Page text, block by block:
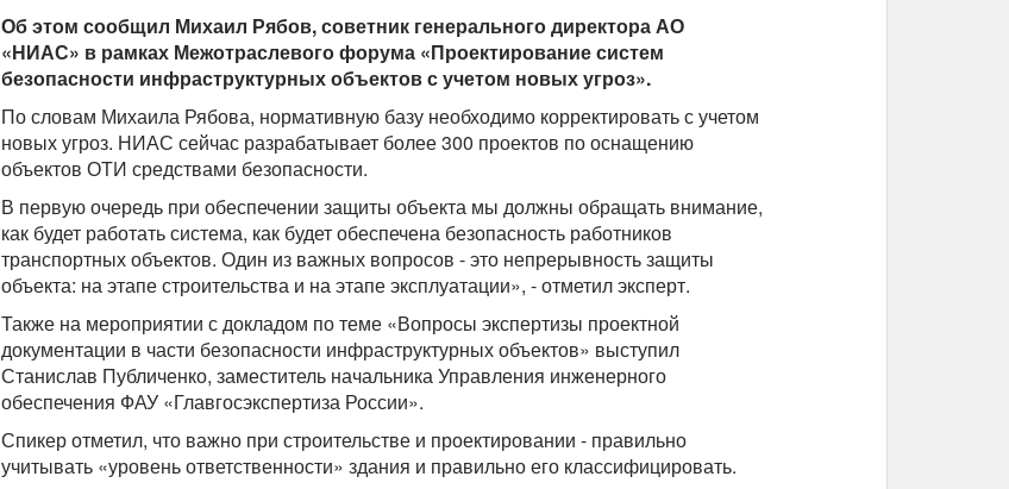
Об этом сообщил Михаил Рябов, советник генерального директора АО
«НИАС» в рамках Межотраслевого форума «Проектирование систем
безопасности инфраструктурных объектов с учетом новых угроз».
По словам Михаила Рябова, нормативную базу необходимо корректировать с учетом
новых угроз. НИАС сейчас разрабатывает более 300 проектов по оснащению
объектов ОТИ средствами безопасности.
В первую очередь при обеспечении защиты объекта мы должны обращать внимание,
как будет работать система, как будет обеспечена безопасность работников
транспортных объектов. Один из важных вопросов - это непрерывность защиты
объекта: на этапе строительства и на этапе эксплуатации», - отметил эксперт.
Также на мероприятии с докладом по теме «Вопросы экспертизы проектной
документации в части безопасности инфраструктурных объектов» выступил
Станислав Публиченко, заместитель начальника Управления инженерного
обеспечения ФАУ «Главгосэкспертиза России».
Спикер отметил, что важно при строительстве и проектировании - правильно
учитывать «уровень ответственности» здания и правильно его классифицировать.